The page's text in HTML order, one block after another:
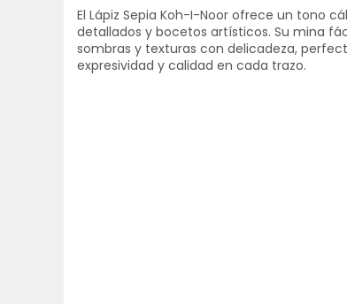
El Lápiz Sepia Koh-I-Noor ofrece un tono
detallados y bocetos artísticos. Su mina
sombras y texturas con delicadeza,
expresividad y calidad en cada trazo.